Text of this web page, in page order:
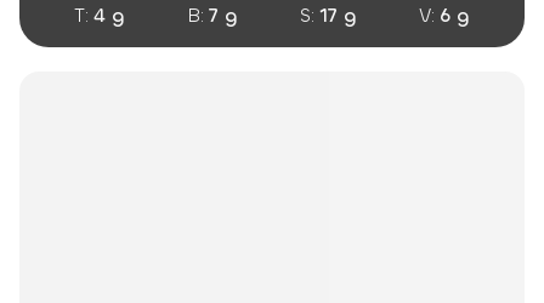
T: 4 g B: 7 g S: 17 g V: 6 g